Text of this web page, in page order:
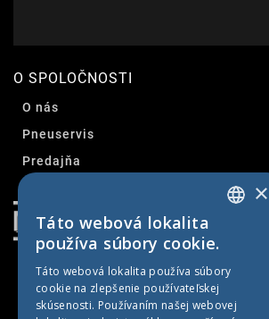
O SPOLOČNOSTI
O nás
Pneuservis
Predajňa
SLOVAK
GERMAN
×
Táto webová lokalita
používa súbory cookie.
Táto webová lokalita používa súbory
cookie na zlepšenie používateľskej
skúsenosti. Používaním našej webovej